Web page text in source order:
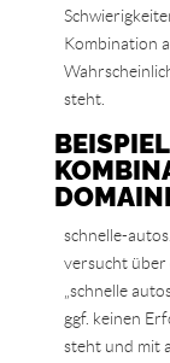
Kombination
steht.
schnelle-
versucht über
„schnelle
ggf. keinen
steht und mit